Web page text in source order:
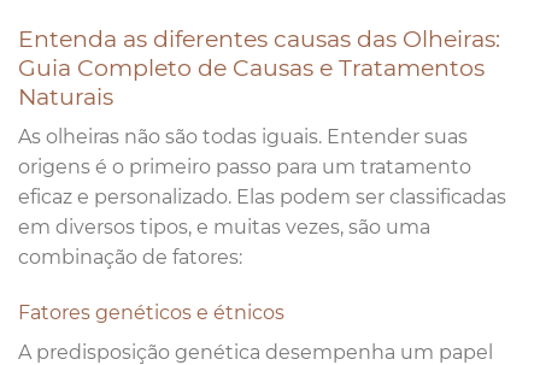
Entenda as diferentes causas das Olheiras:
Guia Completo de Causas e Tratamentos
Naturais
As olheiras não são todas iguais. Entender suas
origens é o primeiro passo para um tratamento
eficaz e personalizado. Elas podem ser classificadas
em diversos tipos, e muitas vezes, são uma
combinação de fatores:
Fatores genéticos e étnicos
A predisposição genética desempenha um papel